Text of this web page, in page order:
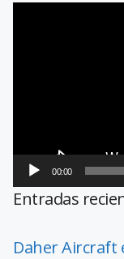
00:00
Entradas
Daher Aircraft